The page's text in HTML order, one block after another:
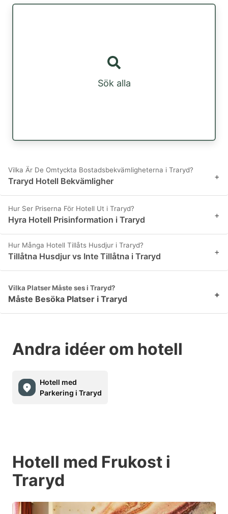
Sök alla
Vilka Är De Omtyckta Bostadsbekvämligheterna i Traryd?
Traryd Hotell Bekvämligher +
Hur Ser Priserna För Hotell Ut i Traryd?
Hyra Hotell Prisinformation i Traryd +
Hur Många Hotell Tillåts Husdjur i Traryd?
Tillåtna Husdjur vs Inte Tillåtna i Traryd +
Vilka Platser Måste ses i Traryd?
Måste Besöka Platser i Traryd +
Andra idéer om hotell
Hotell med
Parkering i Traryd
Hotell med Frukost i
Traryd